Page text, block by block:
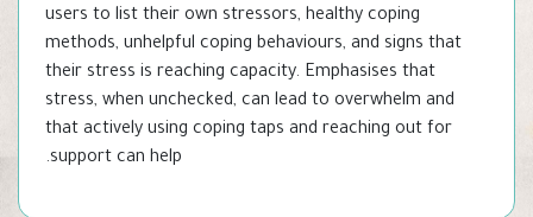
users to list their own stressors, healthy coping
methods, unhelpful coping behaviours, and signs that
their stress is reaching capacity. Emphasises that
stress, when unchecked, can lead to overwhelm and
that actively using coping taps and reaching out for
support can help.